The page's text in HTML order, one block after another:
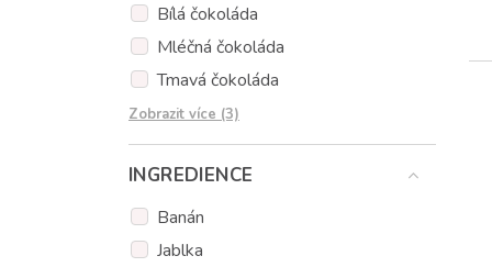
Bílá čokoláda
Mléčná čokoláda
Tmavá čokoláda
Čokoláda jahodová
Čokoláda karamelová
Čokoláda pomerančová
Zobrazit více (3)
INGREDIENCE
Banán
Jablka